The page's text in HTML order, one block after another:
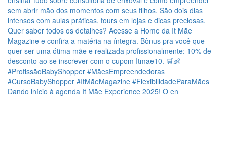
Dando início à agenda It Mãe Experience 2025! O en